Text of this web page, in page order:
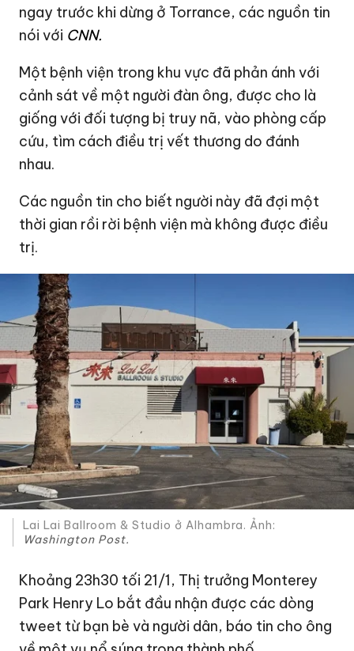
ngay trước khi dừng ở Torrance, các nguồn tin
nói với CNN.
Một bệnh viện trong khu vực đã phản ánh với
cảnh sát về một người đàn ông, được cho là
giống với đối tượng bị truy nã, vào phòng cấp
cứu, tìm cách điều trị vết thương do đánh
nhau.
Các nguồn tin cho biết người này đã đợi một
thời gian rồi rời bệnh viện mà không được điều
trị.
Lai Lai Ballroom & Studio ở Alhambra. Ảnh:
Washington Post.
Khoảng 23h30 tối 21/1, Thị trưởng Monterey
Park Henry Lo bắt đầu nhận được các dòng
tweet từ bạn bè và người dân, báo tin cho ông